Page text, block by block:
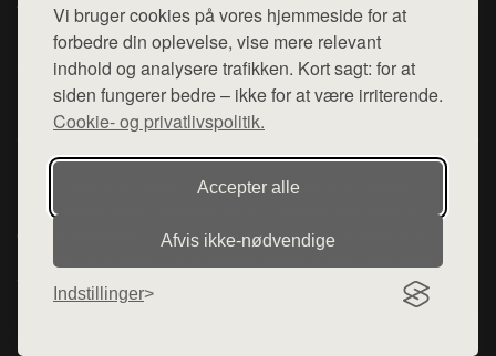
Vi bruger cookies på vores hjemmeside for at
forbedre din oplevelse, vise mere relevant
indhold og analysere trafikken. Kort sagt: for at
siden fungerer bedre – ikke for at være irriterende.
Cookie- og privatlivspolitik.
Accepter alle
Afvis ikke‑nødvendige
Indstillinger
Top Rabatter
Blog
Kontakt
Mail: hej@want.dk
Cookie- og privatlivspolitik
Denne side er en del af want.dk, der udgiver en række
hjemmesider med præsentation af forskellige produkter fra
diverse webshops. Der sælges ikke varer fra denne side - vi
henviser til de shops, som sælger varen. Vi har heller ikke
varerne på lager.